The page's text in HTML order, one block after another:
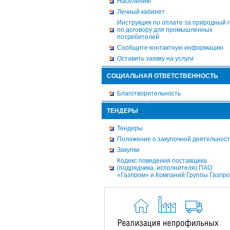
Личный кабинет
Инструкция по оплате за природный
по договору для промышленных
потребителей
Сообщите контактную информацию
Оставить заявку на услуги
СОЦИАЛЬНАЯ ОТВЕТСТВЕННОСТЬ
Благотворительность
ТЕНДЕРЫ
Тендеры
Положение о закупочной
Закупки
Кодекс поведения поставщика
(подрядчика, исполнителя) ПАО
«Газпром» и Компаний Группы